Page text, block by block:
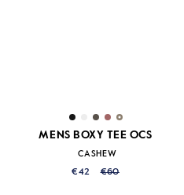
MENS BOXY TEE OCS
CASHEW
€42 €60